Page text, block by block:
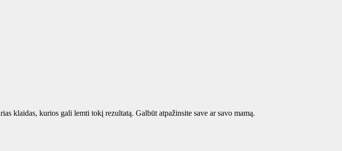
klaidas, kurios gali lemti tokį rezultatą. Galbūt atpažinsite save ar savo mamą.